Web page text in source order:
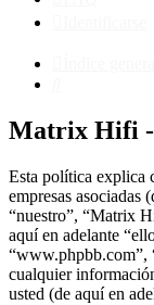
Matrix Hifi -
Esta política explica
empresas asociadas
“nuestro”, “Matrix
aquí en adelante
“www.phpbb.com”,
cualquier
usted (de aquí en